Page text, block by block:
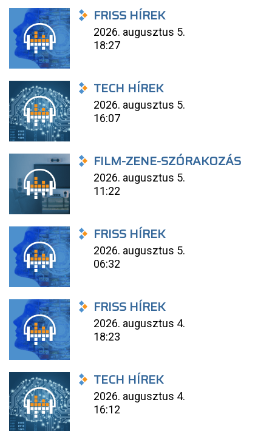
FRISS HÍREK
2026. augusztus 5.
18:27
TECH HÍREK
2026. augusztus 5.
16:07
FILM-ZENE-SZÓRAKOZÁS
2026. augusztus 5.
11:22
FRISS HÍREK
2026. augusztus 5.
06:32
FRISS HÍREK
2026. augusztus 4.
18:23
TECH HÍREK
2026. augusztus 4.
16:12